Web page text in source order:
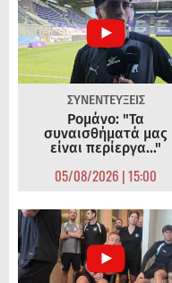
ΣΥΝΕΝΤΕΥΞΕΙΣ
Ρομάνο: "Τα
συναισθήματά μας
είναι περίεργα..."
05/08/2026 | 15:00